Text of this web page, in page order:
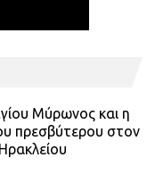
Μύρωνος και η
πρεσβύτερου στον